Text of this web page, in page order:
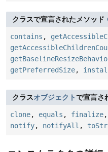
クラスで宣言されたメソッド
contains ,
getPreferredSize,
クラスオブジェクトで宣言さ
clone, equals , finalize,
notify, notifyAll ,